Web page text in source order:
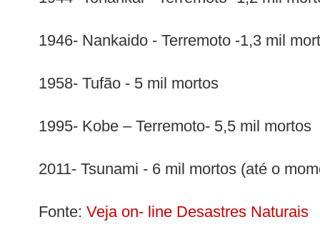
1946- Nankaido - Terremoto -1,3 mil
1958- Tufão - 5 mil mortos
1995- Kobe – Terremoto- 5,5 mil mortos
2011- Tsunami - 6 mil mortos (até o
Fonte: Veja on- line Desastres Naturais